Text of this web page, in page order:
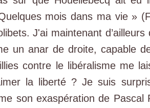
mois dans ma vie »
J'ai maintenant
un anar de droite, capable
contre le libéralisme me
la liberté ? Je suis
son exaspération de